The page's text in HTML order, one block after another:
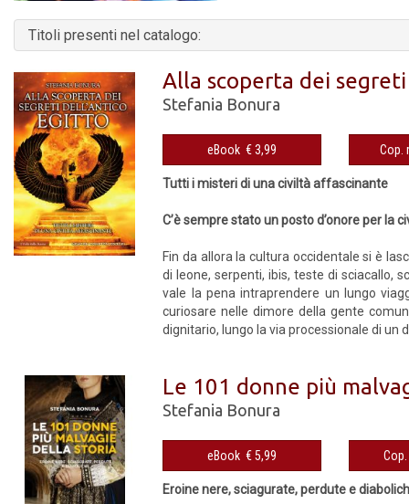
Titoli presenti nel catalogo:
Alla scoperta dei
Stefania Bonura
eBook € 3,99
Tutti i misteri di una civiltà affascinante
C’è sempre stato un posto d’onore per la
Fin da allora la cultura occidentale si è
di leone, serpenti, ibis, teste di sciacallo,
vale la pena intraprendere un lungo
curiosare nelle dimore della gente
dignitario, lungo la via processionale di un
Le 101 donne più
Stefania Bonura
eBook € 5,99
Eroine nere, sciagurate, perdute e